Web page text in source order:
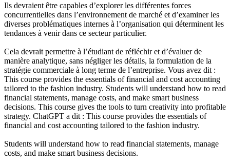
Ils devraient être capables d’explorer les différentes forces
concurrentielles dans l’environnement de marché et d’examiner les
diverses problématiques internes à l’organisation qui déterminent les
tendances à venir dans ce secteur particulier.
Cela devrait permettre à l’étudiant de réfléchir et d’évaluer de
manière analytique, sans négliger les détails, la formulation de la
stratégie commerciale à long terme de l’entreprise. Vous avez dit :
This course provides the essentials of financial and cost accounting
tailored to the fashion industry. Students will understand how to read
financial statements, manage costs, and make smart business
decisions. This course gives the tools to turn creativity into profitable
strategy. ChatGPT a dit : This course provides the essentials of
financial and cost accounting tailored to the fashion industry.
Students will understand how to read financial statements, manage
costs, and make smart business decisions.